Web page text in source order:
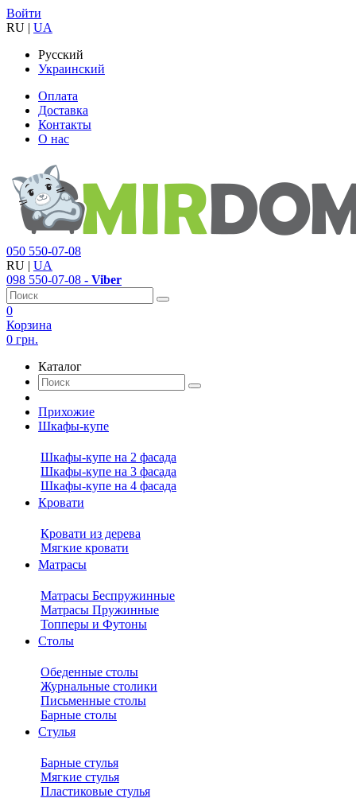
Войти
RU | UA
Русский
Украинский
Оплата
Доставка
Контакты
О нас
050 550-07-08
RU | UA
098 550-07-08 - Viber
0
Корзина
0 грн.
Каталог
Прихожие
Шкафы-купе
Шкафы-купе на 2 фасада
Шкафы-купе на 3 фасада
Шкафы-купе на 4 фасада
Кровати
Кровати из дерева
Мягкие кровати
Матрасы
Матрасы Беспружинные
Матрасы Пружинные
Топперы и Футоны
Столы
Обеденные столы
Журнальные столики
Письменные столы
Барные столы
Стулья
Барные стулья
Мягкие стулья
Пластиковые стулья